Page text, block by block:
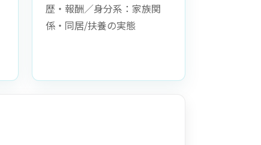
歴・報酬／身分系：家族関
係・同居/扶養の実態